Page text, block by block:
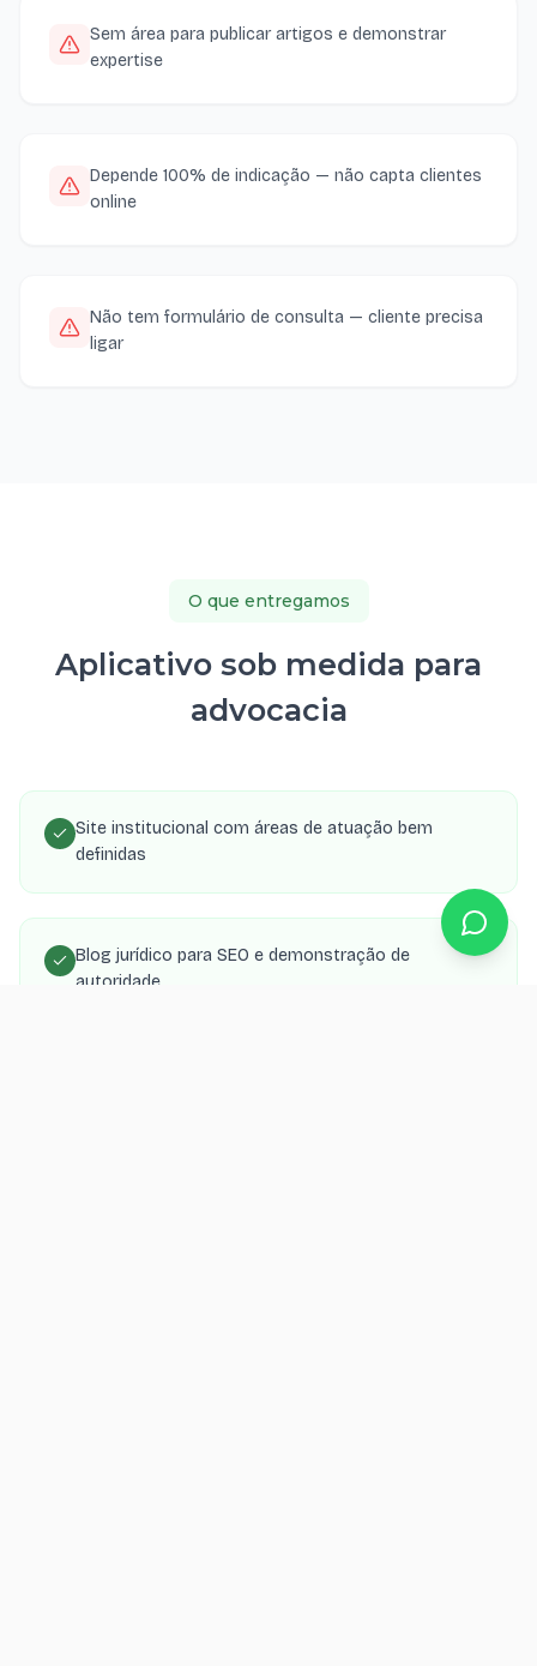
Sem área para publicar artigos e demonstrar
expertise
Depende 100% de indicação — não capta clientes
online
Não tem formulário de consulta — cliente precisa
ligar
O que entregamos
Aplicativo sob medida para
advocacia
Site institucional com áreas de atuação bem
definidas
Blog jurídico para SEO e demonstração de
autoridade